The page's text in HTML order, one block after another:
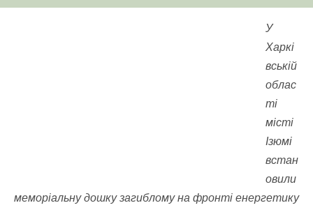
У
Харкі
вській
облас
ті
місті
Ізюмі
встан
овили
меморіальну дошку загиблому на фронті енергетику